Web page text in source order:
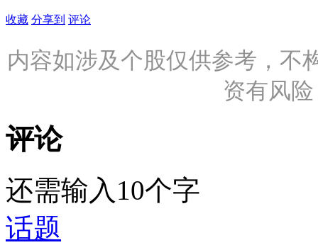
收藏 分享到 评论
内容如涉及个股仅供参考，不
资有风
评论
还需输入10个字
话题